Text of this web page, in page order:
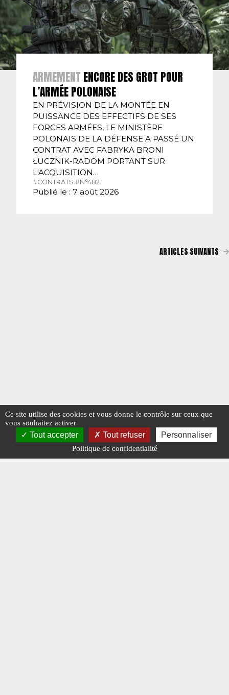
ARMEMENT ENCORE DES GROT POUR
L’ARMÉE POLONAISE
EN PRÉVISION DE LA MONTÉE EN
PUISSANCE DES EFFECTIFS DE SES
FORCES ARMÉES, LE MINISTÈRE
POLONAIS DE LA DÉFENSE A PASSÉ UN
CONTRAT AVEC FABRYKA BRONI
ŁUCZNIK-RADOM PORTANT SUR
L'ACQUISITION…
#CONTRATS. #N°482.
Publié le : 7 août 2026
ARTICLES SUIVANTS
Ce site utilise des cookies et vous donne le contrôle sur ceux que
vous souhaitez activer
Tout accepter Tout refuser Personnaliser
Politique de confidentialité